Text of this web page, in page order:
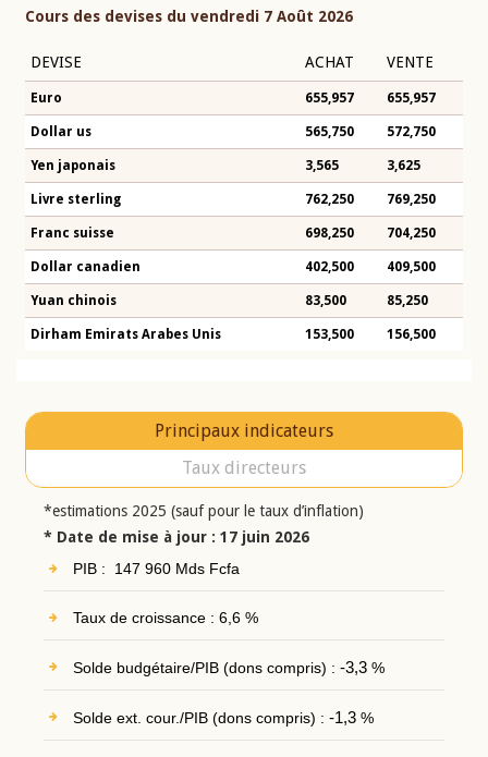
Cours des devises du vendredi 7 Août 2026
DEVISE ACHAT VENTE
Euro 655,957 655,957
Dollar us 565,750 572,750
Yen japonais 3,565 3,625
Livre sterling 762,250 769,250
Franc suisse 698,250 704,250
Dollar canadien 402,500 409,500
Yuan chinois 83,500 85,250
Dirham Emirats Arabes Unis 153,500 156,500
Principaux indicateurs
Taux directeurs
*estimations 2025 (sauf pour le taux d’inflation)
* Date de mise à jour : 17 juin 2026
PIB : 147 960 Mds Fcfa
Taux de croissance : 6,6 %
Solde budgétaire/PIB (dons compris) : -3,3%
Solde ext. cour./PIB (dons compris) : -1,3%